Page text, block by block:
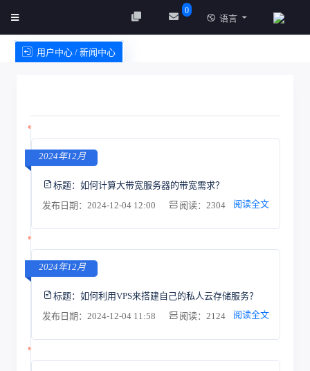
0
语言
用户中心 / 新闻中心
2024年12月
标题： 如何计算大带宽服务器的带宽需求？
发布日期：2024-12-04 12:00
阅读：2304 阅读全文
2024年12月
标题： 如何利用VPS来搭建自己的私人云存储服务？
发布日期：2024-12-04 11:58
阅读：2124 阅读全文